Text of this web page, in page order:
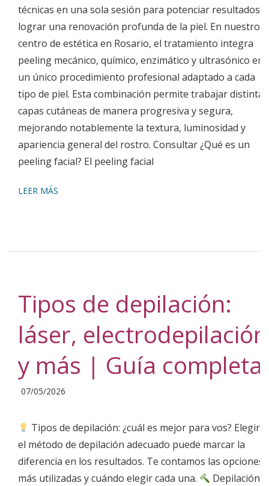
técnicas en una sola sesión para potenciar resultados y
lograr una renovación profunda de la piel. En nuestro
centro de estética en Rosario, el tratamiento integra
peeling mecánico, químico, enzimático y ultrasónico en
un único procedimiento profesional adaptado a cada
tipo de piel. Esta combinación permite trabajar distintas
capas cutáneas de manera progresiva y segura,
mejorando notablemente la textura, luminosidad y
apariencia general del rostro. Consultar ¿Qué es un
peeling facial? El peeling facial
LEER MÁS
Tipos de depilación:
láser, electrodepilación
y más | Guía completa
2026-
07
07/05/2026
Tipos de depilación: ¿cuál es mejor para vos? Elegir
el método de depilación adecuado puede marcar la
diferencia en los resultados. Te contamos las opciones
más utilizadas y cuándo elegir cada una.
Depilación